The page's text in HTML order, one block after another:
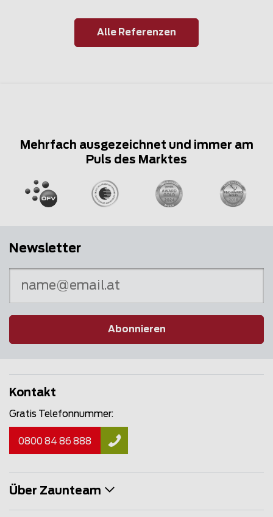
Alle Referenzen
Mehrfach ausgezeichnet und immer am
Puls des Marktes
Newsletter
Abonnieren
Kontakt
Gratis Telefonnummer:
0800 84 86 888
Über Zaunteam